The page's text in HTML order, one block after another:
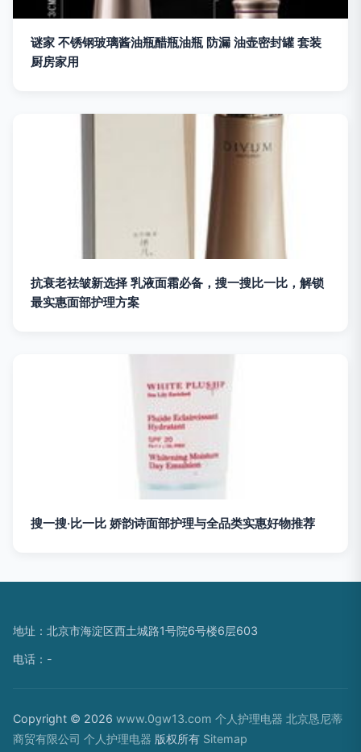
谜家 不锈钢玻璃酱油瓶醋瓶油瓶 防漏 油壶密封罐 套装
厨房家用
抗衰老祛皱新选择 乳液面霜必备，搜一搜比一比，解锁
最实惠面部护理方案
搜一搜·比一比 娇韵诗面部护理与全品类实惠好物推荐
地址：北京市海淀区西土城路1号院6号楼6层603
电话：-
Copyright © 2026 www.0gw13.com 个人护理电器 北京恳尼蒂
商贸有限公司 个人护理电器 版权所有 Sitemap